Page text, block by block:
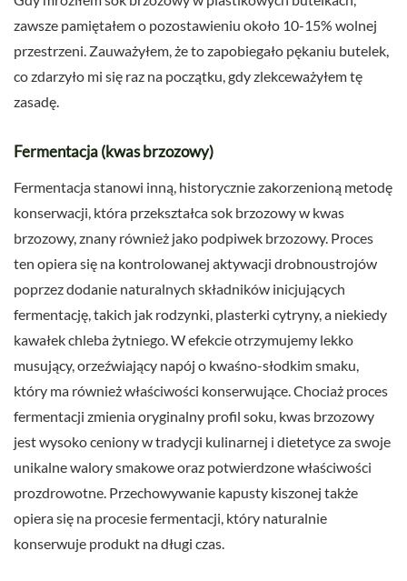
zawsze pamiętałem o pozostawieniu około 10-15% wolnej
przestrzeni. Zauważyłem, że to zapobiegało pękaniu butelek,
co zdarzyło mi się raz na początku, gdy zlekceważyłem tę
zasadę.
Fermentacja (kwas brzozowy)
Fermentacja stanowi inną, historycznie zakorzenioną metodę
konserwacji, która przekształca sok brzozowy w kwas
brzozowy, znany również jako podpiwek brzozowy. Proces
ten opiera się na kontrolowanej aktywacji drobnoustrojów
poprzez dodanie naturalnych składników inicjujących
fermentację, takich jak rodzynki, plasterki cytryny, a niekiedy
kawałek chleba żytniego. W efekcie otrzymujemy lekko
musujący, orzeźwiający napój o kwaśno-słodkim smaku,
który ma również właściwości konserwujące. Chociaż proces
fermentacji zmienia oryginalny profil soku, kwas brzozowy
jest wysoko ceniony w tradycji kulinarnej i dietetyce za swoje
unikalne walory smakowe oraz potwierdzone właściwości
prozdrowotne. Przechowywanie kapusty kiszonej także
opiera się na procesie fermentacji, który naturalnie
konserwuje produkt na długi czas.